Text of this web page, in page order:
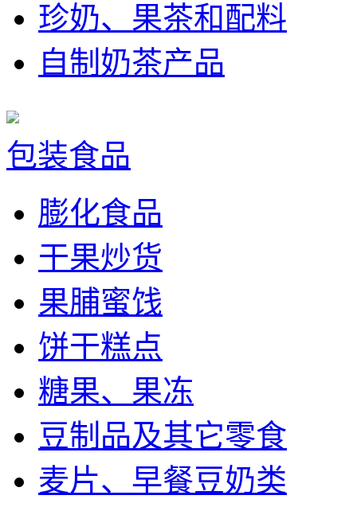
珍奶、果茶和配料
自制奶茶产品
包装食品
膨化食品
干果炒货
果脯蜜饯
饼干糕点
糖果、果冻
豆制品及其它零食
麦片、早餐豆奶类